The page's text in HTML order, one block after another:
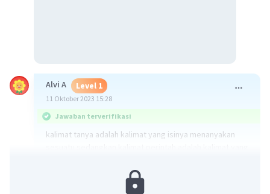
Alvi A Level 1
11 Oktober 2023 15:28
Jawaban terverifikasi
kalimat tanya adalah kalimat yang isinya menanyakan